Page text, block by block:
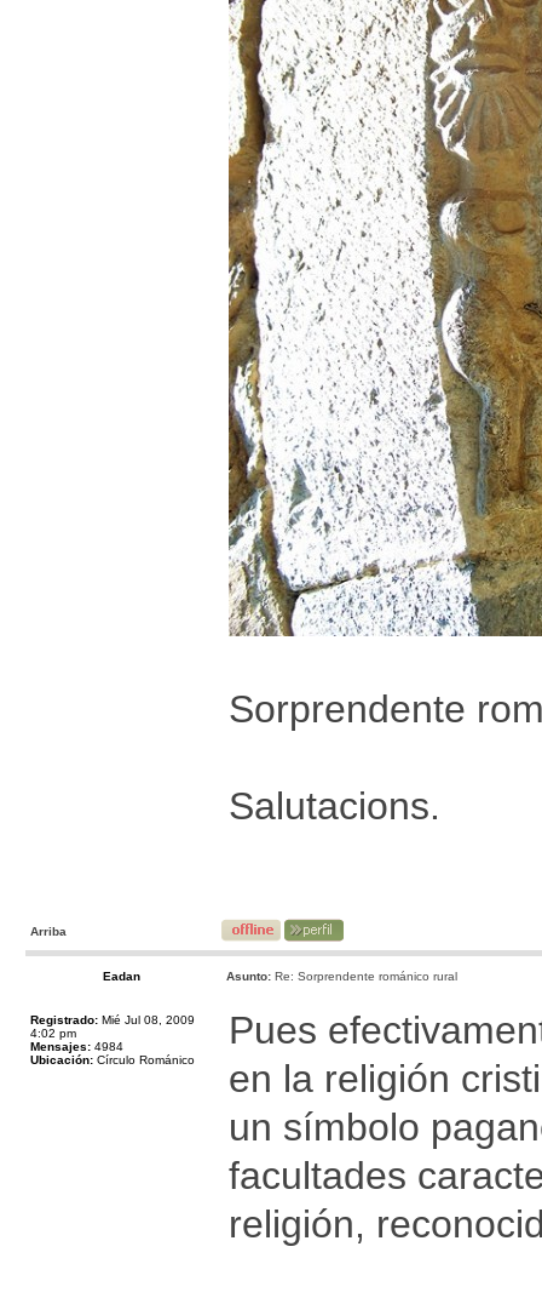
Sorprendente
Salutacions.
Arriba
Eadan Asunto: Re: Sorprendente románico rural
Registrado: Mié Jul 08, 2009
4:02 pm
Mensajes: 4984
Ubicación: Círculo Románico
Pues
en la religión
un símbolo
facultades
religión,